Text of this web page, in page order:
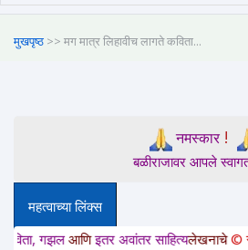
मुखपृष्ठ >> मग मात्र लिहावीच लागते कविता...
नमस्कार!
बळीराजावर आपले
महत्वाच्या लिंक्स
आणिइतर अवांतर साहित्यलेखनाचे© सर्वाधिकार